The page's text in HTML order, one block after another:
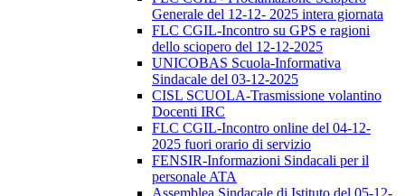
Generale del 12-12- 2025 intera giornata
FLC CGIL-Incontro su GPS e ragioni
dello sciopero del 12-12-2025
UNICOBAS Scuola-Informativa
Sindacale del 03-12-2025
CISL SCUOLA-Trasmissione volantino
Docenti IRC
FLC CGIL-Incontro online del 04-12-
2025 fuori orario di servizio
FENSIR-Informazioni Sindacali per il
personale ATA